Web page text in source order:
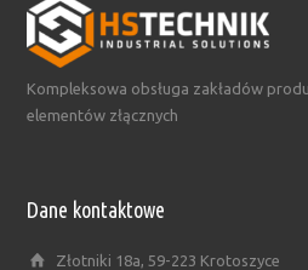
Kompleksowa obsługa zakładów
elementów złącznych
Dane kontaktowe
Złotniki 18a, 59-223 Krotoszyce